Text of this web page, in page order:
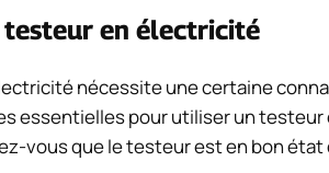
en électricité
nécessite une certaine
essentielles pour utiliser un
vous que le testeur est en bon